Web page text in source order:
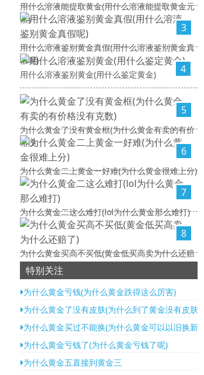
用什么溶液能提取黄金(用什么溶液能提取黄金元
素)
3
用什么溶液鉴别黄金真假(用什么溶液鉴别黄金真
假呢)
4
用什么溶液鉴别黄金(用什么鉴定黄金)
5
为什么黄金了没有黄金框(为什么黄金有卖的有价
格没
6
为什么黄金二上黄金一好难(为什么黄金很难上分)
7
为什么黄金二这么难打(lol为什么黄金那么难打)
8
为什么黄金买高不买低(黄金低买高卖为什么还赔
了)
特别关注
为什么黄金亏钱(为什么黄金跌得这么厉害)
为什么黄金了没有皮肤(为什么到了黄金没有皮肤)
为什么黄金买过不能换(为什么黄金可以以旧换新呢)
为什么黄金亏钱了(为什么黄金亏钱了呢)
为什么黄金五直接到黄金三